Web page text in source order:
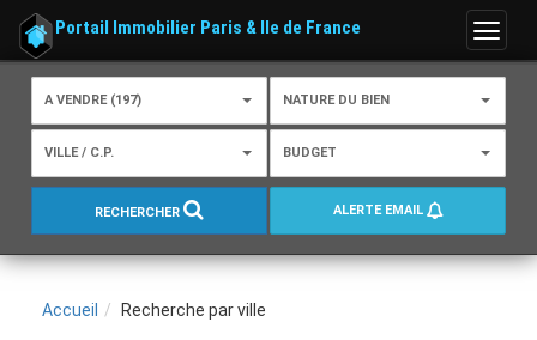
Menu
Portail Immobilier Paris & Ile de France
A VENDRE (197) NATURE DU BIEN
VILLE / C.P. BUDGET
RECHERCHER ALERTE EMAIL
Accueil Recherche par ville